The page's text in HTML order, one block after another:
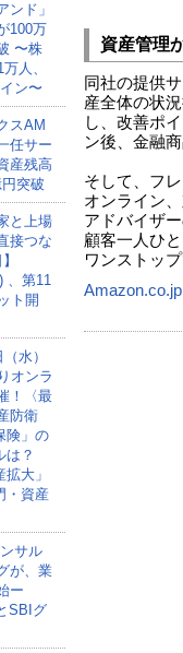
ンド」
100万
〜株
人、
ン〜
スAM
任サー
産残高
突破
と上場
接つな
、第11
ト開
水）
オンラ
！〈最
防衛
険」の
は？
大」
・資産
サル
が、業
ー
SBIグ
資産管理
同社の提供
産全体の状
し、改善ポ
ン後、金融
そして、フ
オンライン
アドバイザ
顧客一人ひ
ワンストッ